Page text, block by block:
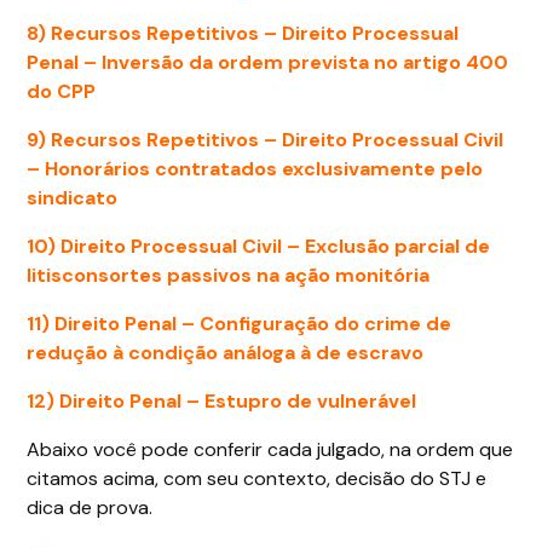
8) Recursos Repetitivos – Direito Processual
Penal – Inversão da ordem prevista no artigo 400
do CPP
9) Recursos Repetitivos – Direito Processual Civil
– Honorários contratados exclusivamente pelo
sindicato
10) Direito Processual Civil – Exclusão parcial de
litisconsortes passivos na ação monitória
11) Direito Penal – Configuração do crime de
redução à condição análoga à de escravo
12) Direito Penal – Estupro de vulnerável
Abaixo você pode conferir cada julgado, na ordem que
citamos acima, com seu contexto, decisão do STJ e
dica de prova.